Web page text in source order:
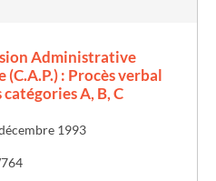
Administrative
(C.A.P.) : Procès verbal
catégories A, B, C
1993